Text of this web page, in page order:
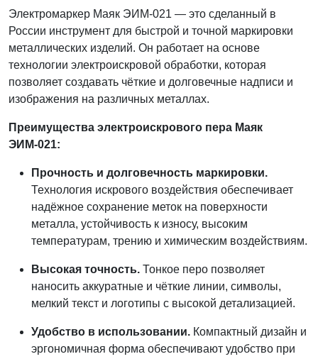
Электромаркер Маяк ЭИМ-021 — это сделанный в
России инструмент для быстрой и точной маркировки
металлических изделий. Он работает на основе
технологии электроискровой обработки, которая
позволяет создавать чёткие и долговечные надписи и
изображения на различных металлах.
Преимущества электроискрового пера Маяк
ЭИМ-021:
Прочность и долговечность маркировки.
Технология искрового воздействия обеспечивает
надёжное сохранение меток на поверхности
металла, устойчивость к износу, высоким
температурам, трению и химическим воздействиям.
Высокая точность. Тонкое перо позволяет
наносить аккуратные и чёткие линии, символы,
мелкий текст и логотипы с высокой детализацией.
Удобство в использовании. Компактный дизайн и
эргономичная форма обеспечивают удобство при